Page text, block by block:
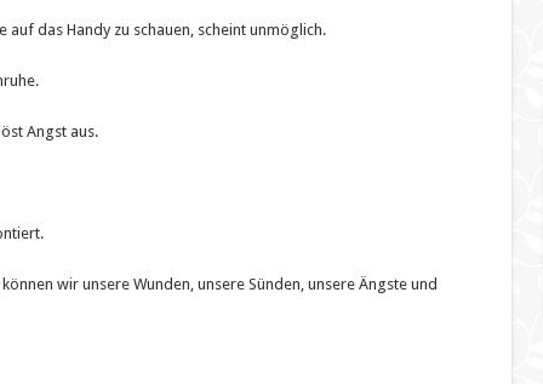
auf das Handy zu schauen, scheint unmöglich.
Angst aus.
wir unsere Wunden, unsere Sünden, unsere Ängste und